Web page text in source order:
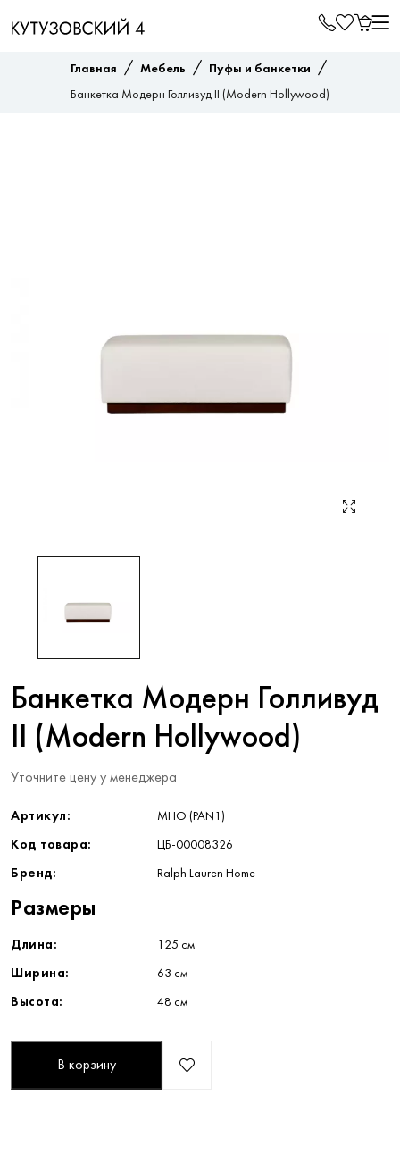
Главная / Мебель / Пуфы и банкетки /
Банкетка Модерн Голливуд II (Modern Hollywood)
Банкетка Модерн Голливуд
II (Modern Hollywood)
Уточните цену у менеджера
Артикул: MHO (PAN1)
Код товара: ЦБ-00008326
Бренд: Ralph Lauren Home
Размеры
Длина: 125 см
Ширина: 63 см
Высота: 48 см
В корзину